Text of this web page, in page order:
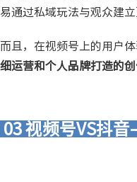
易通过私域玩法与观众建立
而且，在视频号上的用户
细运营和个人品牌打造的
03 视频号VS抖